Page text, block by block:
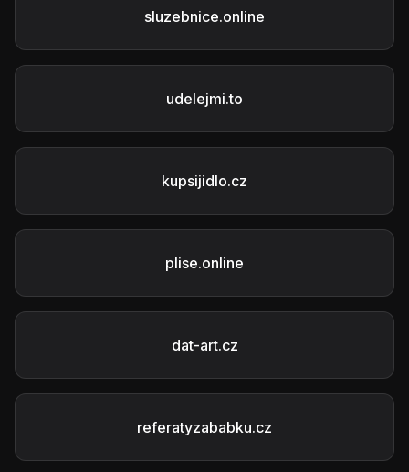
sluzebnice.online
udelejmi.to
kupsijidlo.cz
plise.online
dat-art.cz
referatyzababku.cz